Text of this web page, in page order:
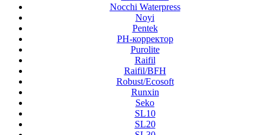
Nocchi Waterpress
Noyi
Pentek
PH-корректор
Purolite
Raifil
Raifil/BFH
Robust/Ecosoft
Runxin
Seko
SL10
SL20